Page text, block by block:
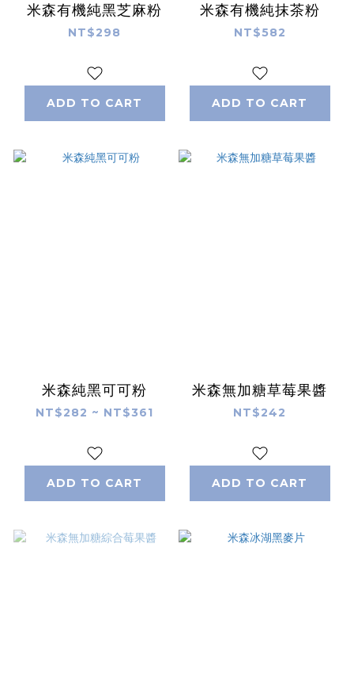
米森有機純黑芝麻粉
NT$298
ADD TO CART
米森有機純抹茶粉
NT$582
ADD TO CART
米森純黑可可粉
NT$282 ~ NT$361
ADD TO CART
米森無加糖草莓果醬
NT$242
ADD TO CART